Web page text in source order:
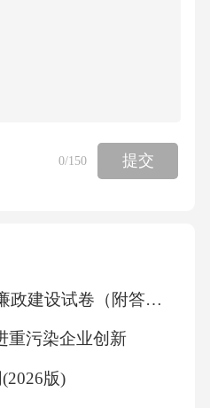
。”（四）
用扫地机器人圆盘，一
打扫的角落和家具底
扫任务时，小家伙还
己充电。这一幕，自2
人公司iRobot公司的机
0/150 提交
2026年国企党风廉政建设试卷（附答案）
重污染企业创新
版)